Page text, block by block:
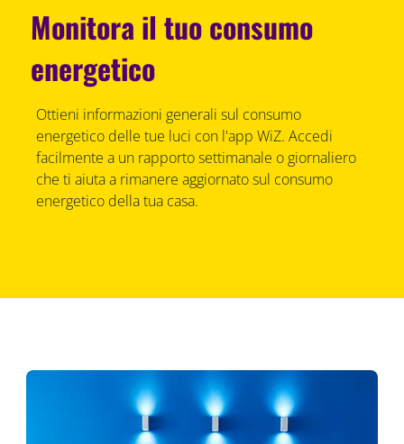
Monitora il tuo consumo
energetico
Ottieni informazioni generali sul consumo
energetico delle tue luci con l'app WiZ. Accedi
facilmente a un rapporto settimanale o giornaliero
che ti aiuta a rimanere aggiornato sul consumo
energetico della tua casa.